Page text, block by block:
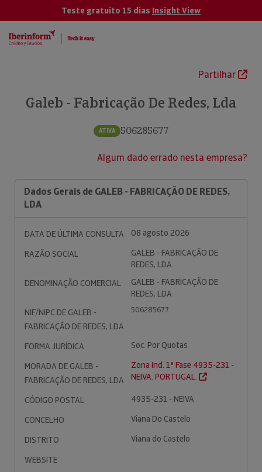
Teste gratuito 15 dias Insight View
Partilhar
Galeb - Fabricação De Redes, Lda
ATIVA 506285677
Algum dado errado nesta empresa?
Dados Gerais de GALEB - FABRICAÇÃO DE REDES,
LDA
DATA DE ÚLTIMA CONSULTA
08 agosto 2026
RAZÃO SOCIAL
GALEB - FABRICAÇÃO DE
REDES, LDA
DENOMINAÇÃO COMERCIAL
GALEB - FABRICAÇÃO DE
REDES, LDA
NIF/NIPC DE GALEB -
FABRICAÇÃO DE REDES, LDA
506285677
FORMA JURÍDICA
Soc. Por Quotas
MORADA DE GALEB -
FABRICAÇÃO DE REDES, LDA
Zona Ind. 1ª Fase 4935-231 -
NEIVA. PORTUGAL.
CÓDIGO POSTAL
4935-231 - NEIVA
CONCELHO
Viana Do Castelo
DISTRITO
Viana do Castelo
WEBSITE